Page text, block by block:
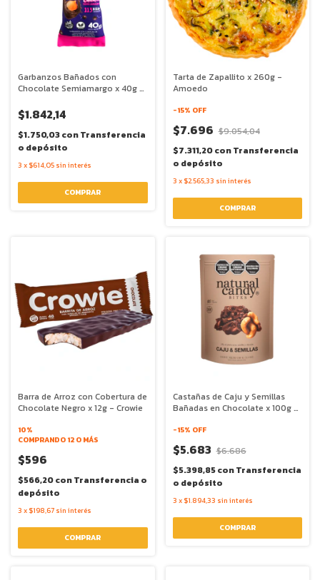
Garbanzos Bañados con
Chocolate Semiamargo x 40g -
$1.842,14
$1.750,03conTransferencia
o depósito
3 x $614,05 sin interés
Tarta de Zapallito x 260g -
Amoedo
-15% OFF
$7.696 $9.054,04
$7.311,20conTransferencia
o depósito
3 x $2.565,33 sin interés
Barra de Arroz con Cobertura de
Chocolate Negro x 12g - Crowie
10%
COMPRANDO 12 O MÁS
$596
$566,20conTransferencia o
depósito
3 x $198,67 sin interés
Castañas de Caju y Semillas
Bañadas en Chocolate x 100g -
-15% OFF
$5.683 $6.686
$5.398,85conTransferencia
o depósito
3 x $1.894,33 sin interés